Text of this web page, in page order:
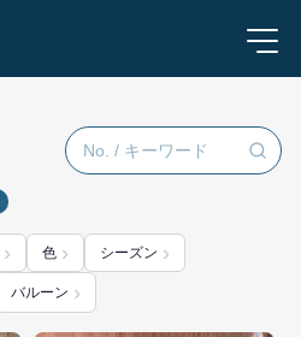
色 シーズン
バルーン